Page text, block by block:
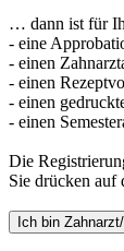
… dann ist für
- eine
- einen
- einen
- einen
- einen
Die
Sie drücken auf